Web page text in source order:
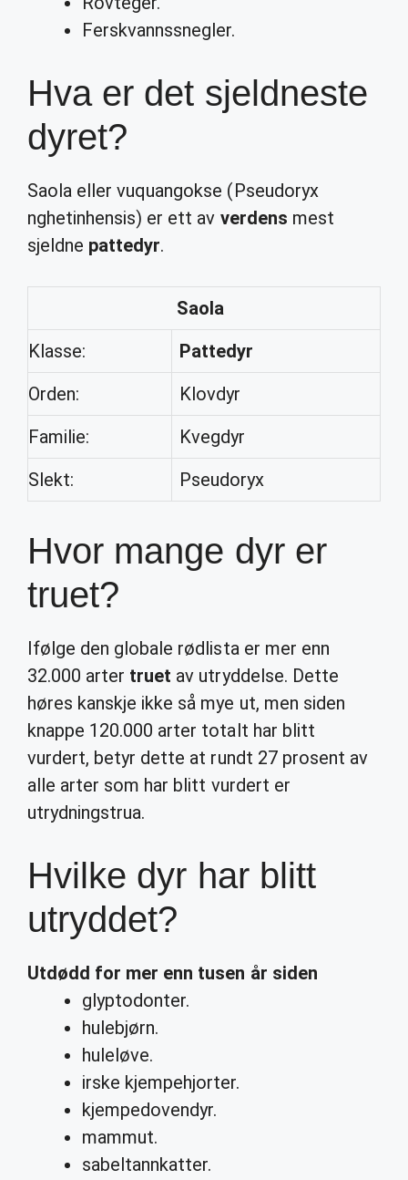
Ferskvannssnegler.
Hva er det sjeldneste
dyret?
Saola eller vuquangokse (Pseudoryx
nghetinhensis) er ett av verdens mest
sjeldne pattedyr.
Saola
Klasse:
Pattedyr
Orden:
Klovdyr
Familie:
Kvegdyr
Slekt:
Pseudoryx
Hvor mange dyr er
truet?
Ifølge den globale rødlista er mer enn
32.000 arter truet av utryddelse. Dette
høres kanskje ikke så mye ut, men siden
knappe 120.000 arter totalt har blitt
vurdert, betyr dette at rundt 27 prosent av
alle arter som har blitt vurdert er
utrydningstrua.
Hvilke dyr har blitt
utryddet?
Utdødd for mer enn tusen år siden
glyptodonter.
hulebjørn.
huleløve.
irske kjempehjorter.
kjempedovendyr.
mammut.
sabeltannkatter.